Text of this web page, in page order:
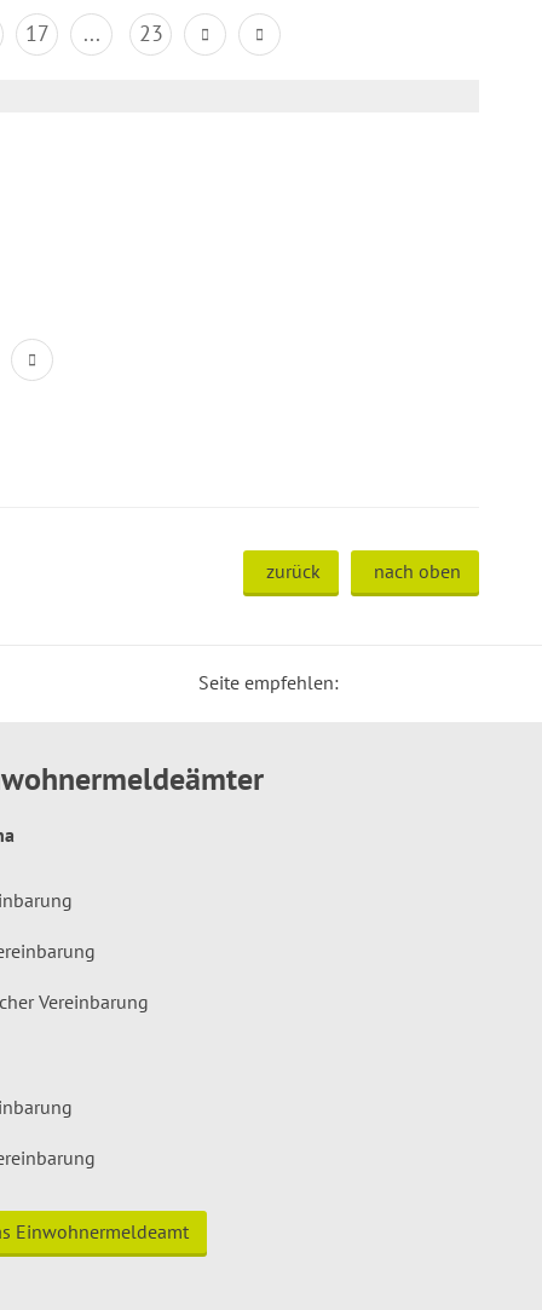
17 ... 23
zurück nach oben
Seite empfehlen:
Vereinbarung
Einwohnermeldeamt